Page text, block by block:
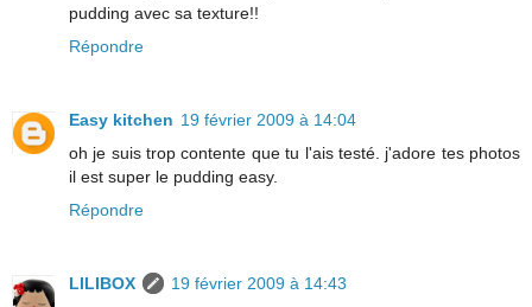
pudding avec sa texture!!
Répondre
Easy kitchen 19 février 2009 à 14:04
oh je suis trop contente que tu l'ais testé. j'adore tes photos
il est super le pudding easy.
Répondre
LILIBOX
19 février 2009 à 14:43